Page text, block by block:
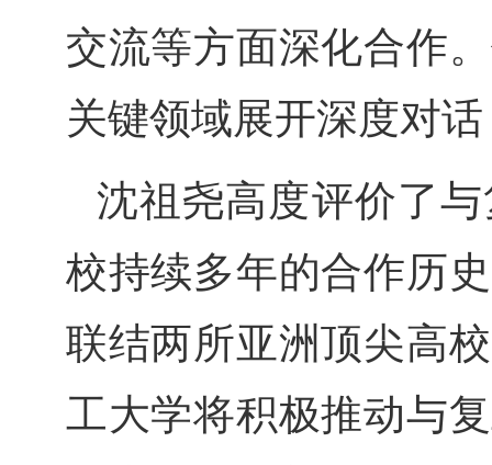
交流等方面深化合作
关键领域展开深度对
沈祖尧高度评价了
校持续多年的合作历
联结两所亚洲顶尖高
工大学将积极推动与